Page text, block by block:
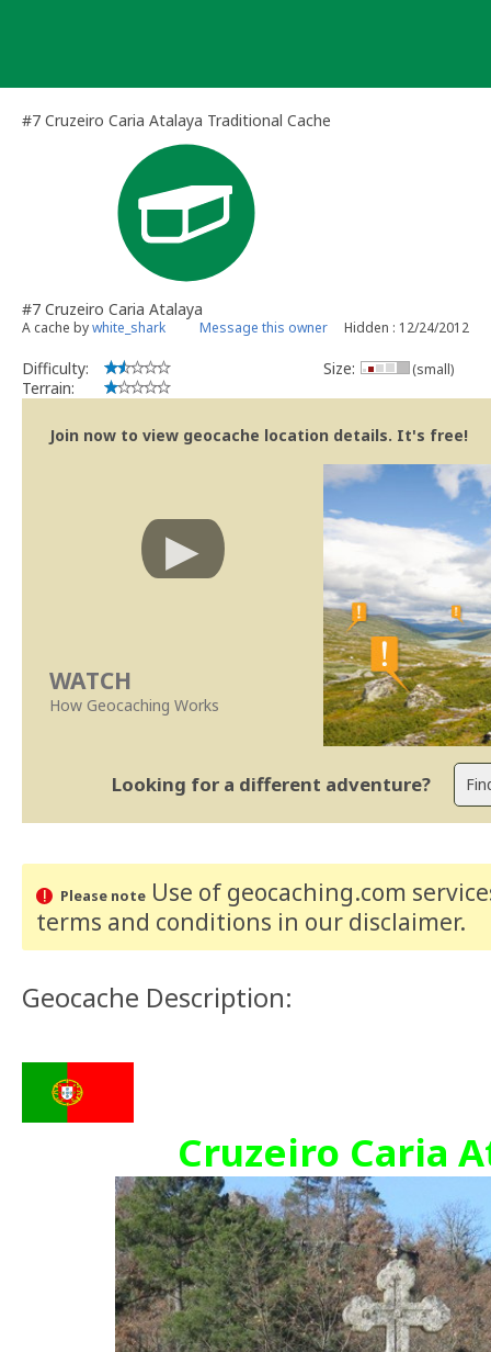
#7 Cruzeiro Caria Atalaya Traditional Cache
#7 Cruzeiro Caria Atalaya
A cache bywhite_shark Message this owner Hidden : 12/24/2012
Difficulty:
Terrain:
Size: (small)
Join now to view geocache location details. It's free!
WATCH
How Geocaching Works
Looking for a different adventure?
Please noteUse of geocaching.com
terms and conditions in our disclaimer.
Geocache Description:
Cruzeiro Caria